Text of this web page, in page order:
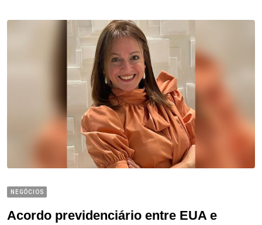
NEGÓCIOS
Acordo previdenciário entre EUA e